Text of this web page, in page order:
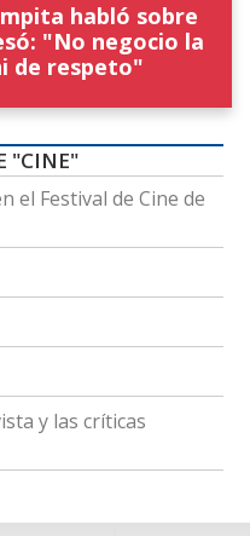
habló sobre
"No negocio la
de respeto"
"CINE"
el Festival de Cine de
y las críticas